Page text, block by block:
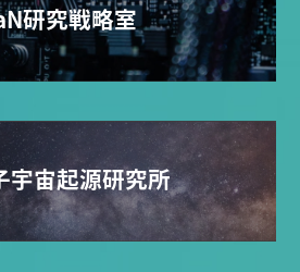
研究戦略室
宇宙起源研究所